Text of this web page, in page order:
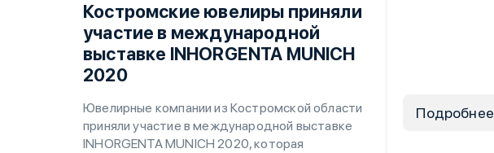
Костромские ювелиры приняли
участие в международной
выставке INHORGENTA MUNICH
2020
Ювелирные компании из Костромской области
приняли участие в международной выставке
INHORGENTA MUNICH 2020, которая
Подробнее